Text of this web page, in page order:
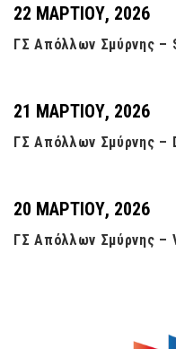
22 ΜΑΡΤΊΟΥ, 2026
ΓΣ Απόλλων Σμύρνης –
21 ΜΑΡΤΊΟΥ, 2026
ΓΣ Απόλλων Σμύρνης –
20 ΜΑΡΤΊΟΥ, 2026
ΓΣ Απόλλων Σμύρνης –